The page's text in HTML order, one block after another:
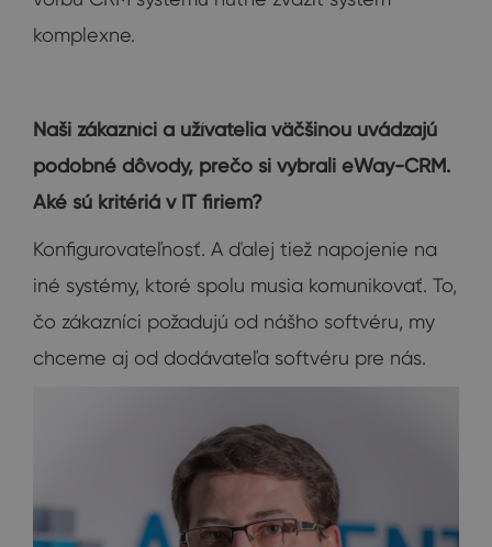
komplexne.
Naši zákazníci a užívatelia väčšinou uvádzajú
podobné dôvody, prečo si vybrali eWay-CRM.
Aké sú kritériá v IT firiem?
Konfigurovateľnosť. A ďalej tiež napojenie na
iné systémy, ktoré spolu musia komunikovať. To,
čo zákazníci požadujú od nášho softvéru, my
chceme aj od dodávateľa softvéru pre nás.